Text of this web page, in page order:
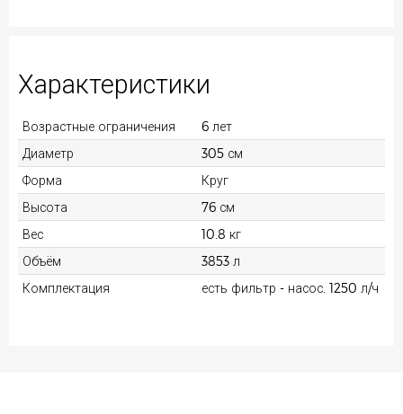
Характеристики
Возрастные ограничения
6 лет
Диаметр
305 см
Форма
Круг
Высота
76 см
Вес
10.8 кг
Объём
3853 л
Комплектация
есть фильтр - насос. 1250 л/ч